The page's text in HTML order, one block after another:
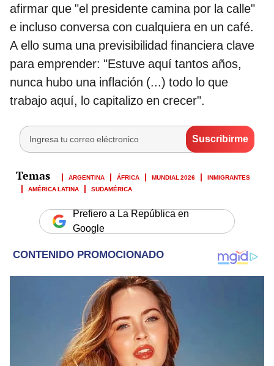
afirmar que "el presidente camina por la calle"
e incluso conversa con cualquiera en un café.
A ello suma una previsibilidad financiera clave
para emprender: "Estuve aquí tantos años,
nunca hubo una inflación (...) todo lo que
trabajo aquí, lo capitalizo en crecer".
ARGENTINA ÁFRICA MUNDIAL 2026
INMIGRANTES
AMÉRICA LATINA
SUDAMÉRICA
Prefiero a La República en
Google